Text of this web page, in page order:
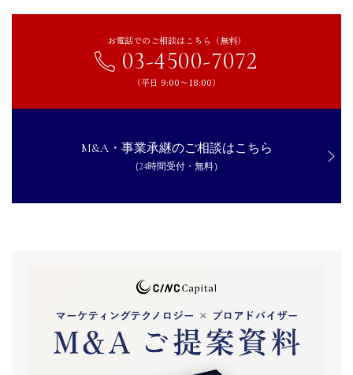
お電話でのご相談はこちら（無料）
03-4500-7072
（平日 9:00〜18:00）
M&A・事業承継のご相談はこちら
（24時間受付・無料）